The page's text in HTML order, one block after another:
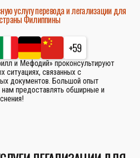
услугу перевода и легализации для
страны Филиппины
+59
и Мефодий» проконсультируют
связанных с
документов. Большой опыт
предоставлять обширные и